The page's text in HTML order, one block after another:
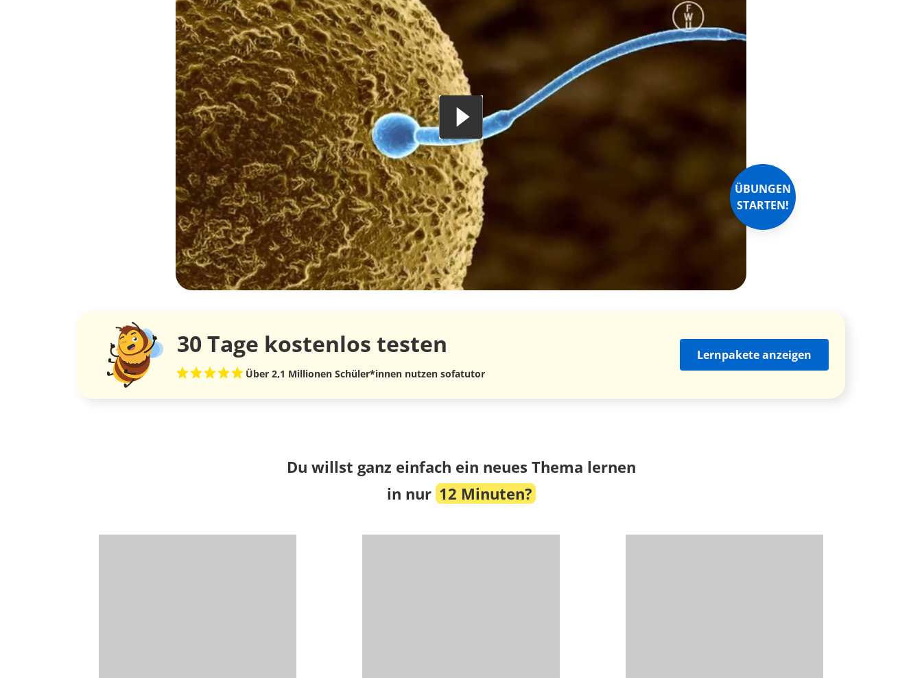
ÜBUNGEN
STARTEN!
30 Tage kostenlos testen
Über 2,1 Millionen Schüler*innen nutzen sofatutor
Lernpakete anzeigen
Du willst ganz einfach ein neues Thema lernen
in nur 12 Minuten?